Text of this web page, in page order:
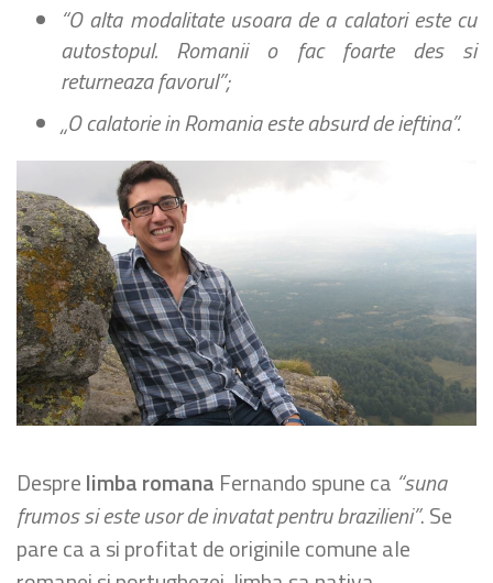
“O alta modalitate usoara de a calatori este cu
autostopul. Romanii o fac foarte des si
returneaza favorul”;
„O calatorie in Romania este absurd de ieftina”.
Desprelimba romana Fernando spune ca “suna
frumos si este usor de invatat pentru brazilieni”. Se
pare ca a si profitat de originile comune ale